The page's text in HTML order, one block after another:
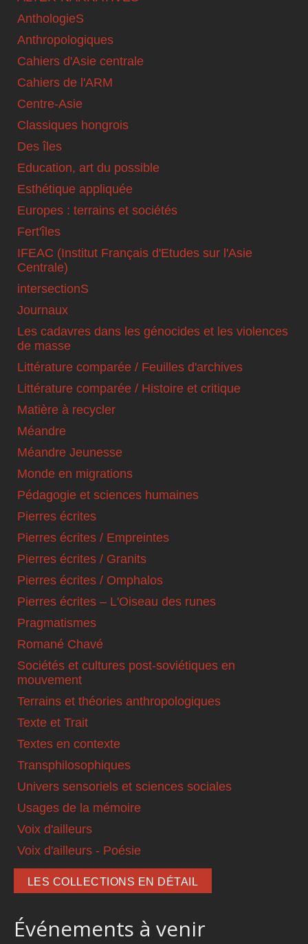
AnthologieS
Anthropologiques
Cahiers d'Asie centrale
Cahiers de l'ARM
Centre-Asie
Classiques hongrois
Des îles
Education, art du possible
Esthétique appliquée
Europes : terrains et sociétés
Fert'îles
IFEAC (Institut Français d'Etudes sur l'Asie
Centrale)
intersectionS
Journaux
Les cadavres dans les génocides et les violences
de masse
Littérature comparée / Feuilles d'archives
Littérature comparée / Histoire et critique
Matière à recycler
Méandre
Méandre Jeunesse
Monde en migrations
Pédagogie et sciences humaines
Pierres écrites
Pierres écrites / Empreintes
Pierres écrites / Granits
Pierres écrites / Omphalos
Pierres écrites – L'Oiseau des runes
Pragmatismes
Romané Chavé
Sociétés et cultures post-soviétiques en
mouvement
Terrains et théories anthropologiques
Texte et Trait
Textes en contexte
Transphilosophiques
Univers sensoriels et sciences sociales
Usages de la mémoire
Voix d'ailleurs
Voix d'ailleurs - Poésie
LES COLLECTIONS EN DÉTAIL
Événements à venir